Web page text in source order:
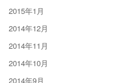
2015年1月
2014年12月
2014年11月
2014年10月
2014年9月